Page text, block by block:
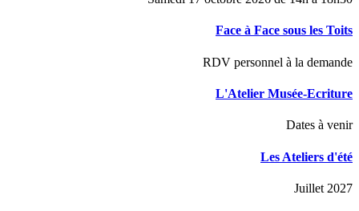
Face à Face sous les Toits
RDV personnel à la demande
L'Atelier Musée-Ecriture
Dates à venir
Les Ateliers d'été
Juillet 2027